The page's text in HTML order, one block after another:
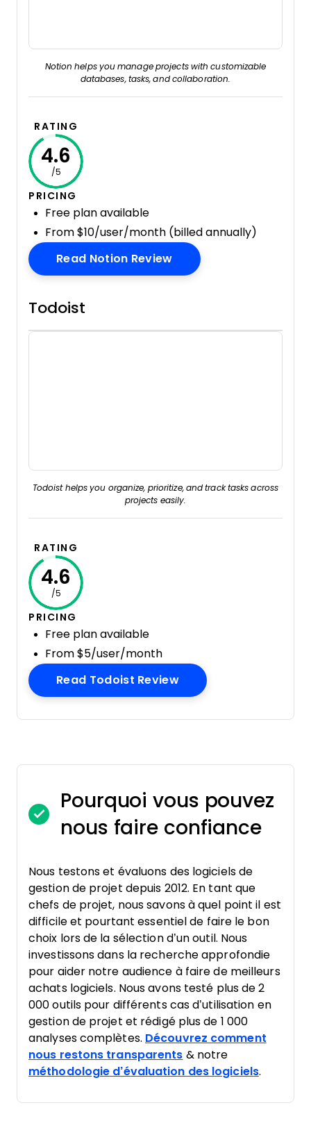
Notion helps you manage projects with customizable
databases, tasks, and collaboration.
RATING
4.6
/5
PRICING
Free plan available
From $10/user/month (billed annually)
Read Notion ReviewOpens New Window
Todoist
Todoist helps you organize, prioritize, and track tasks across
projects easily.
RATING
4.6
/5
PRICING
Free plan available
From $5/user/month
Read Todoist ReviewOpens New Window
Pourquoi vous pouvez
nous faire confiance
Nous testons et évaluons des logiciels de
gestion de projet depuis 2012. En tant que
chefs de projet, nous savons à quel point il est
difficile et pourtant essentiel de faire le bon
choix lors de la sélection d’un outil. Nous
investissons dans la recherche approfondie
pour aider notre audience à faire de meilleurs
achats logiciels. Nous avons testé plus de 2
000 outils pour différents cas d’utilisation en
gestion de projet et rédigé plus de 1 000
analyses complètes. Découvrez comment
nous restons transparents & notre
méthodologie d’évaluation des logiciels.